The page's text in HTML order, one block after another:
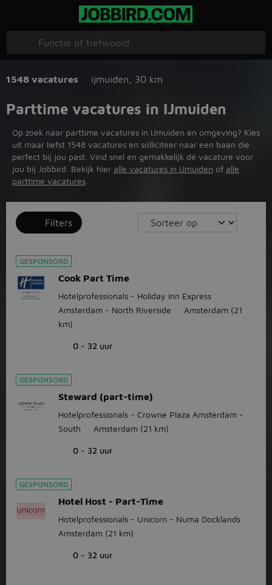
1548 vacatures ijmuiden 30 km
Parttime vacatures in IJmuiden
Op zoek naar parttime vacatures in IJmuiden en omgeving? Kies
uit maar liefst 1548 vacatures en solliciteer naar een baan die
perfect bij jou past. Vind snel en gemakkelijk dé vacature voor
jou bij Jobbird. Bekijk hier alle vacatures in IJmuiden of alle
parttime vacatures
Filters
GESPONSORD
Cook Part Time
Hotelprofessionals - Holiday Inn Express
Amsterdam - North Riverside
Amsterdam (21
km)
0 - 32 uur
GESPONSORD
Steward (part-time)
Hotelprofessionals - Crowne Plaza Amsterdam -
South
Amsterdam (21 km)
0 - 32 uur
GESPONSORD
Hotel Host - Part-Time
Hotelprofessionals - Unicorn - Numa Docklands
Amsterdam (21 km)
0 - 32 uur